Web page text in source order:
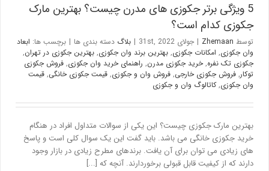
5 ویژگی برتر جکوزی های مدرن چیست؟ بهترین مارک
جکوزی کدام است؟
توسطZhemaan
| جولای 31st, 2022 بلاگدسته بندی ها برچسب ها: ابعاد
وان جکوزی,امکانات جکوزی,بهترین برند وان جکوزی,بهترین جکوزی در تهران,
جکوزی تک نفره ,خرید جکوزی مدرن,راهنمای خرید وان جکوزی,فروش جکوزی
توکار,فروش جکوزی خارجی,فروش وان و جکوزی,قیمت جکوزی خانگی,قیمت
وان جکوزی,کاتالوگ وان و جکوزی
بهترین مارک جکوزی چیست؟ این یکی از سوالات متداول افراد در هنگام
خرید جکوزی خانگی می باشد. باید گفت این یک سوال کلی است و پاسخ
های زیادی می توان برای آن یافت. برندهای مطرح زیادی در بازار وجود
دارند که از کیفیت قابل قبولی برخوردارند. آنچه که [...]